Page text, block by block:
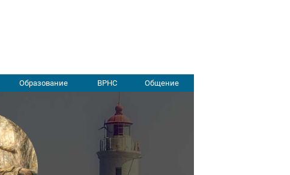
Образование ВРНС Общение